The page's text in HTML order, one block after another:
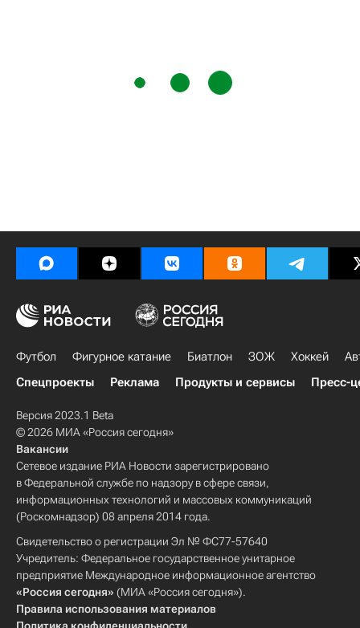
Футбол Фигурное катание Биатлон ЗОЖ Хоккей
Спецпроекты
Реклама Продукты и сервисы Пресс-
Версия 2023.1 Beta
© 2026 МИА «Россия сегодня»
Вакансии
Сетевое издание РИА Новости зарегистрировано
в Федеральной службе по надзору в сфере связи,
информационных технологий и массовых коммуникаций
(Роскомнадзор) 08 апреля 2014 года.
Свидетельство о регистрации Эл № ФС77-57640
Учредитель: Федеральное государственное унитарное
предприятие Международное информационное агентство
«Россия сегодня» (МИА «Россия сегодня»).
Правила использования материалов